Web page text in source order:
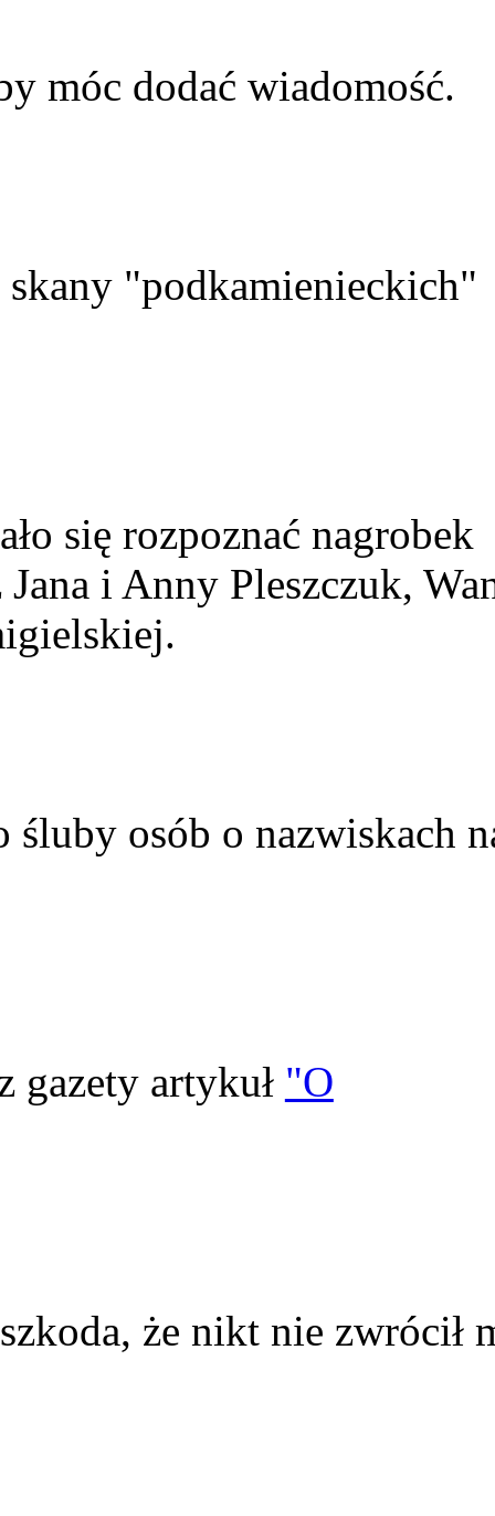
móc dodać wiadomość.
"podkamienieckich"
się rozpoznać nagrobek
i Anny Pleszczuk,
śluby osób o nazwiskach
gazety artykuł "O
że nikt nie zwrócił